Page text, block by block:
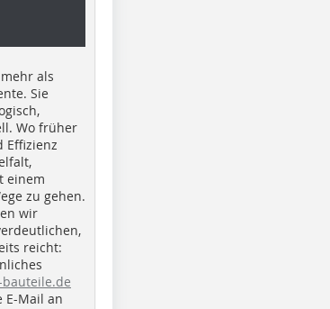
als
Sie
Wo früher
Effizienz
einem
zu gehen.
wir
reicht:
E-Mail an